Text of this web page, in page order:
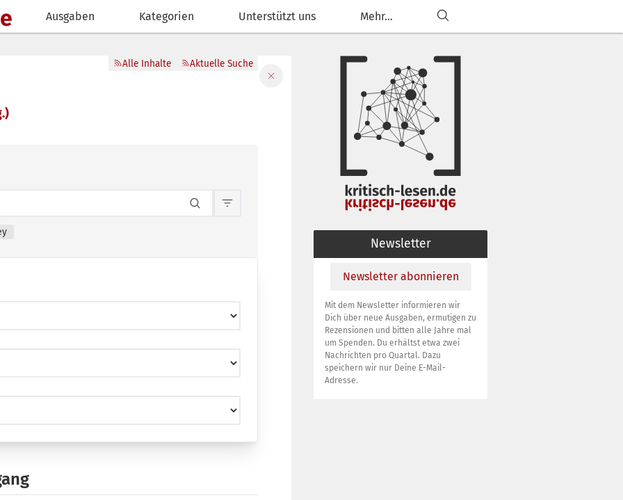
Ausgaben Kategorien Unterstützt uns Mehr...
Alle Inhalte Aktuelle Suche
Inhaltsfilterung anpassen
Filter schließen
Newsletter
Newsletter abonnieren
Mit dem Newsletter informieren wir
Dich über neue Ausgaben, ermutigen zu
Rezensionen und bitten alle Jahre mal
um Spenden. Du erhältst etwa zwei
Nachrichten pro Quartal. Dazu
speichern wir nur Deine E-Mail-
Adresse.